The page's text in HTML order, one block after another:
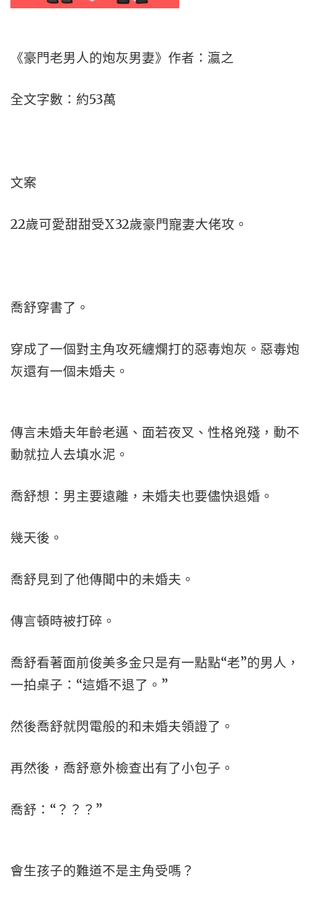
《豪門老男人的炮灰男妻》作者：瀛之
全文字數：約53萬
文案
22歲可愛甜甜受X32歲豪門寵妻大佬攻。
喬舒穿書了。
穿成了一個對主角攻死纏爛打的惡毒炮灰。惡毒炮
灰還有一個未婚夫。
傳言未婚夫年齡老邁、面若夜叉、性格兇殘，動不
動就拉人去填水泥。
喬舒想：男主要遠離，未婚夫也要儘快退婚。
幾天後。
喬舒見到了他傳聞中的未婚夫。
傳言頓時被打碎。
喬舒看著面前俊美多金只是有一點點“老”的男人，
一拍桌子：“這婚不退了。”
然後喬舒就閃電般的和未婚夫領證了。
再然後，喬舒意外檢查出有了小包子。
喬舒：“？？？”
會生孩子的難道不是主角受嗎？